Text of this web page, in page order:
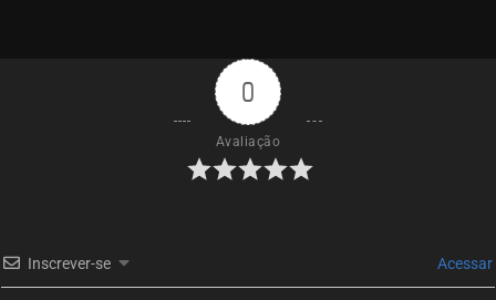
ASSISTIDO
EPISÓDIO 29
setembro 28, 2020
EPISÓDIO 28
EPISÓDIO 27
0
Avaliação
Inscrever-se Acessar